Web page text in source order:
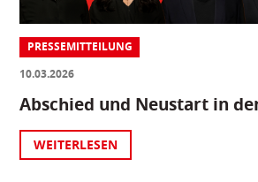
PRESSEMITTEILUNG
10.03.2026
Abschied und Neustart in
WEITERLESEN